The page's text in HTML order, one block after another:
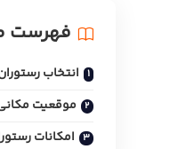
فهرست
انتخاب
موقعیت
امکانات